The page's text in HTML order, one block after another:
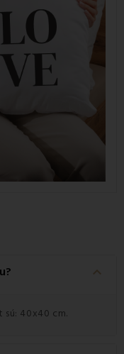
keyboard_arrow_down
40x40 cm.